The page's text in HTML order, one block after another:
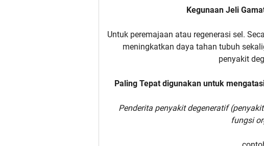
Kegunaan Jeli
Untuk peremajaan atau regenerasi sel.
meningkatkan daya tahan tubuh
penyakit
Paling Tepat digunakan untuk
Penderita penyakit degeneratif
fungsi